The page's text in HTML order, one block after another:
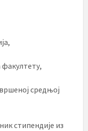
факултету,
средњој
стипендије из